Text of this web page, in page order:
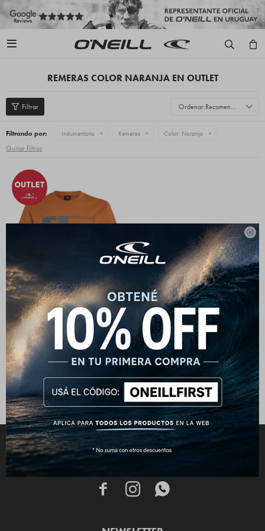


REMERAS COLOR NARANJA EN OUTLET
Recomendados
Filtrando por: Indumentaria Remeras Color: Naranja
Quitar filtros
Remera O'Neill Front Print
990 $ 1.190
  